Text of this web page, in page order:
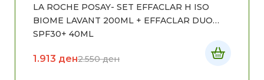
LA ROCHE POSAY- SET EFFACLAR H ISO
BIOME LAVANT 200ML + EFFACLAR DUO
SPF30+ 40ML
2.550ден
1.913 ден